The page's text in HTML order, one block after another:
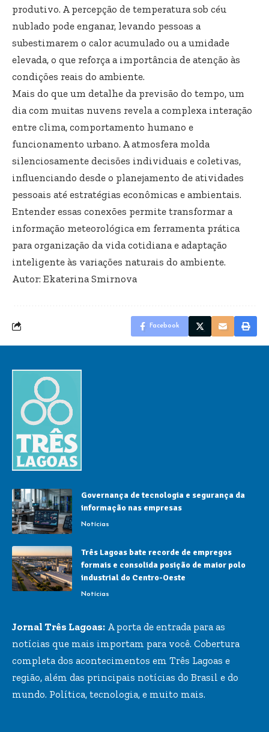
produtivo. A percepção de temperatura sob céu
nublado pode enganar, levando pessoas a
subestimarem o calor acumulado ou a umidade
elevada, o que reforça a importância de atenção às
condições reais do ambiente.
Mais do que um detalhe da previsão do tempo, um
dia com muitas nuvens revela a complexa interação
entre clima, comportamento humano e
funcionamento urbano. A atmosfera molda
silenciosamente decisões individuais e coletivas,
influenciando desde o planejamento de atividades
pessoais até estratégias econômicas e ambientais.
Entender essas conexões permite transformar a
informação meteorológica em ferramenta prática
para organização da vida cotidiana e adaptação
inteligente às variações naturais do ambiente.
Autor: Ekaterina Smirnova
Facebook
Governança de tecnologia e segurança da
informação nas empresas
Notícias
Três Lagoas bate recorde de empregos
formais e consolida posição de maior polo
industrial do Centro-Oeste
Notícias
Jornal Três Lagoas: A porta de entrada para as
notícias que mais importam para você. Cobertura
completa dos acontecimentos em Três Lagoas e
região, além das principais notícias do Brasil e do
mundo. Política, tecnologia, e muito mais.